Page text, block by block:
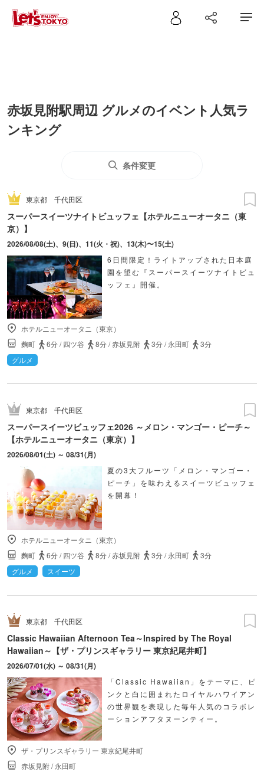
赤坂見附駅周辺 グルメのイベント人気ラ
ンキング
条件変更
東京都 千代田区
スーパースイーツナイトビュッフェ【ホテルニューオータニ（東
京）】
2026/08/08(土)、9(日)、11(火・祝)、13(木)〜15(土)
6日間限定！ライトアップされた日本庭
園を望む『スーパースイーツナイトビュ
ッフェ』開催。
ホテルニューオータニ（東京）
麴町
6分/四ツ谷 8分/赤坂見附 3分/永田町
3分
グルメ
東京都 千代田区
スーパースイーツビュッフェ2026 ～メロン・マンゴー・ピーチ～
【ホテルニューオータニ（東京）】
2026/08/01(土) ～ 08/31(月)
夏の3大フルーツ「メロン・マンゴー・
ピーチ」を味わえるスイーツビュッフェ
を開幕！
ホテルニューオータニ（東京）
麴町
6分/四ツ谷 8分/赤坂見附 3分/永田町
3分
グルメ
スイーツ
東京都 千代田区
Classic Hawaiian Afternoon Tea～Inspired by The Royal
Hawaiian～【ザ・プリンスギャラリー 東京紀尾井町】
2026/07/01(水) ～ 08/31(月)
「Classic Hawaiian」をテーマに、ピ
ンクと白に囲まれたロイヤルハワイアン
の世界観を表現した毎年人気のコラボレ
ーションアフタヌーンティー。
ザ・プリンスギャラリー 東京紀尾井町
赤坂見附/永田町